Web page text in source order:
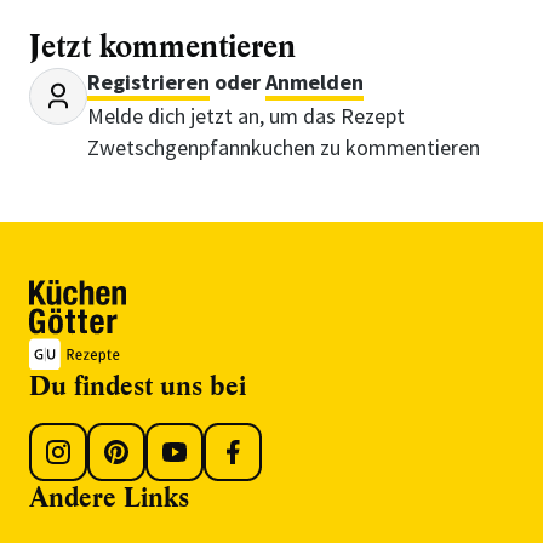
Jetzt kommentieren
Registrieren oderAnmelden
Melde dich jetzt an, um das Rezept
Zwetschgenpfannkuchen zu kommentieren
Du findest uns bei
Andere Links